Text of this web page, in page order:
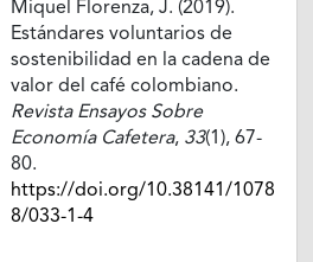
Miquel Florenza, J. (2019).
Estándares voluntarios de
sostenibilidad en la cadena de
valor del café colombiano.
Revista Ensayos Sobre
Economía Cafetera, 33(1), 67-
80.
https://doi.org/10.38141/1078
8/033-1-4